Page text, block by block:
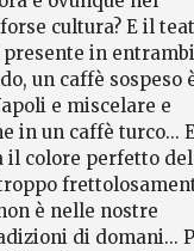
cultura? E il
in
un caffè sospeso
e miscelare e
in un caffè turco...
il colore perfetto del
è nelle nostre
di domani...